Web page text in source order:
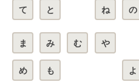
て と ね の
ま み む
め も
や
よ